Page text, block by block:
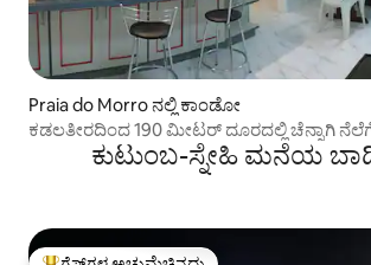
Praia do Morro ನಲ್ಲಿ ಕಾಂಡೋ
ಕಡಲತೀರದಿಂದ 190 ಮೀಟರ್ ದೂರದಲ್ಲಿ ಚೆನ್ನಾಗಿ
ಕುಟುಂಬ-ಸ್ನೇಹಿ ಮನೆಯ